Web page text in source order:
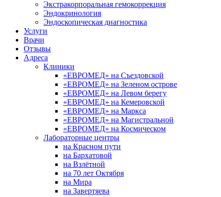
Экстракорпоральная гемокоррекция
Эндокринология
Эндоскопическая диагностика
Услуги
Врачи
Отзывы
Адреса
Клиники
«ЕВРОМЕД» на Съездовской
«ЕВРОМЕД» на Зеленом острове
«ЕВРОМЕД» на Левом берегу
«ЕВРОМЕД» на Кемеровской
«ЕВРОМЕД» на Маркса
«ЕВРОМЕД» на Магистральной
«ЕВРОМЕД» на Космическом
Лабораторные центры
на Красном пути
на Бархатовой
на Взлётной
на 70 лет Октября
на Мира
на Завертяева